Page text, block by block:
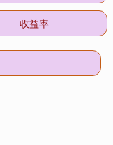
收益率